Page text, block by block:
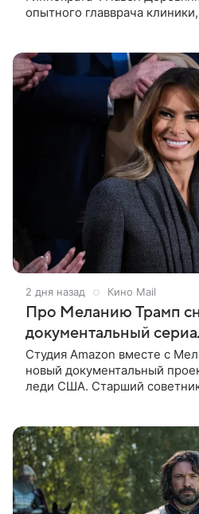
опытного главврача
2 дня назад Кино Mail
Про Меланию Трамп
документальный
Студия Amazon вместе с
новый документальный
леди США. Старший